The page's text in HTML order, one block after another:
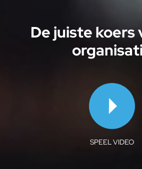
De juiste koers
SPEEL VIDEO